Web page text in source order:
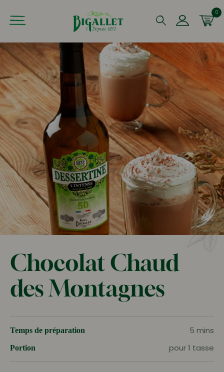
Que recherchez-vous ?
0
Chocolat Chaud
des Montagnes
Temps de préparation 5 mins
Portion pour 1 tasse